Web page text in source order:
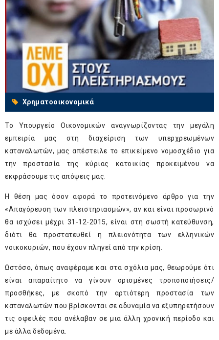
Χρηματοοικονομικά
Το Υπουργείο Οικονομικών αναγνωρίζοντας την μεγάλη
εμπειρία μας στη διαχείριση των υπερχρεωμένων
καταναλωτών, μας απέστειλε το επικείμενο νομοσχέδιο για
την προστασία της κύριας κατοικίας προκειμένου να
εκφράσουμε τις απόψεις μας.
Η θέση μας όσον αφορά το προτεινόμενο άρθρο για την
«Απαγόρευση των πλειστηριασμών», αν και είναι προσωρινό
θα ισχύσει μέχρι 31-12-2015, είναι στη σωστή κατεύθυνση,
διότι θα προστατευθεί η πλειονότητα των ελληνικών
νοικοκυριών, που έχουν πληγεί από την κρίση.
Ωστόσο, όπως αναφέραμε και στα σχόλια μας, θεωρούμε ότι
είναι απαραίτητο να γίνουν ορισμένες τροποποιήσεις/
προσθήκες, με σκοπό την αρτιότερη προστασία των
καταναλωτών που βρίσκονται σε αδυναμία να εξυπηρετήσουν
τις οφειλές που ανέλαβαν σε μια άλλη χρονική περίοδο και
με άλλα δεδομένα.